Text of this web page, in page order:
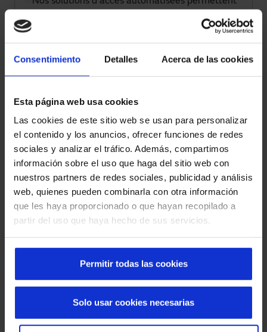
Consentimiento Detalles Acerca de las cookies
Esta página web usa cookies
Las cookies de este sitio web se usan para personalizar
el contenido y los anuncios, ofrecer funciones de redes
sociales y analizar el tráfico. Además, compartimos
información sobre el uso que haga del sitio web con
nuestros partners de redes sociales, publicidad y análisis
web, quienes pueden combinarla con otra información
que les haya proporcionado o que hayan recopilado a
partir del uso que haya hecho de sus servicios.
Permitir todas las cookies
Solo usar cookies necesarias
l'intégration avec des plateformes intelligentes
de gestion.
Sécurité et réglementation
commandes et des automatismes qui
garantissent une utilisation sûre et sont
conformes à la réglementation en vigueur.
Expérience multisectorielle
Nous intervenons dans les hôpitaux, les
aéroports, le commerce de détail, l'industrie et
les bâtiments corporatifs, apportant des
solutions fiables dans des environnements très